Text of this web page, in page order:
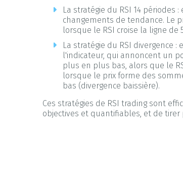
La stratégie du RSI 14
changements de tendance. Le
lorsque le RSI croise la ligne de
La stratégie du RSI divergence
l'indicateur, qui annoncent un
plus en plus bas, alors que le
lorsque le prix forme des
bas (divergence baissière).
Ces stratégies de RSI trading sont
objectives et quantifiables, et de